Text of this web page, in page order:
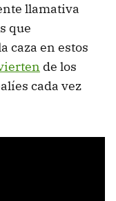
llamativa
que
caza en estos
de los
cada vez